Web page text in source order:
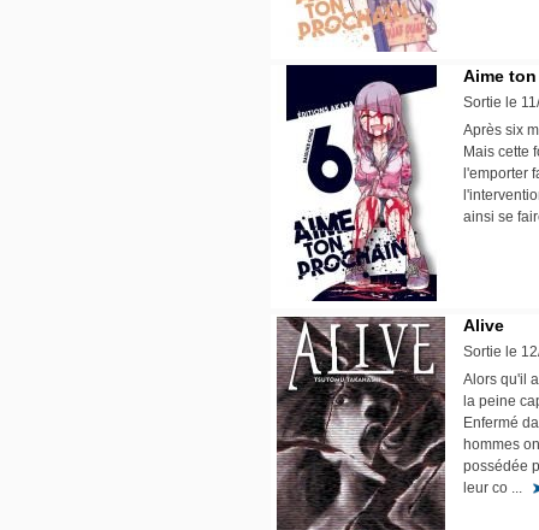
Aime
Sortie le
Après six
Mais cette
l'emporter
ainsi se
Alive
Sortie le
Alors qu'il
la peine
Enfermé
hommes
possédée
leur co ...